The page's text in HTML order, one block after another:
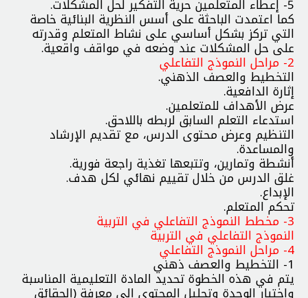
5- إعطاء المتعلمين حرية التفكير لحل المشكلات.
كما اعتمدت الباحثة على أسس النظرية البنائية خاصة
التي تركز بشكل أساسي على نشاط المتعلم وقدرته
على حل المشكلات عند وضعه في مواقف واقعية.
2- مراحل النموذج التفاعلي
التخطيط والعصف الذهني.
إثارة الدافعية.
عرض الأهداف للمتعلمين.
استدعاء التعلم السابق لربطه باللاحق.
التنظيم وعرض محتوى الدرس، مع تقديم الإرشاد
والمساعدة.
أنشطة وتمارين، وتتبعها تغذية راجعة فورية.
غلق الدرس من خلال تقييم نهائي لكل هدف.
الإبداع.
تحكم المتعلم.
3- مخطط النموذج التفاعلي في التربية
النموذج التفاعلي في التربية
4- مراحل النموذج التفاعلي
1- التخطيط والعصف ذهني
يتم في هذه الخطوة تحديد المادة التعليمية المناسبة
واختيار الوحدة وتحليل المحتوى إلى معرفة (الحقائق